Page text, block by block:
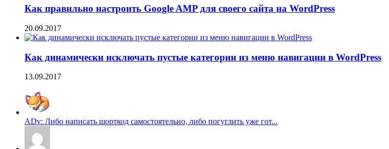
Как правильно настроить Google AMP для своего сайта на WordPress
20.09.2017
Как динамически исключать пустые категории из меню навигации в WordPress
13.09.2017
ADv: Либо написать шорткод самостоятельно, либо погуглить уже гот...